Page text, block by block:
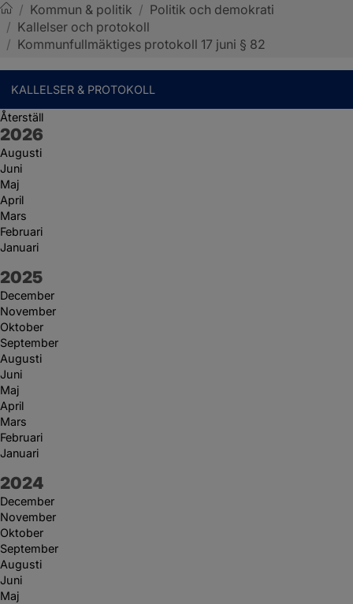
Sotenäs kommun
/ Kommun & politik / Politik och demokrati
/ Kallelser och protokoll
/ Kommunfullmäktiges protokoll 17 juni § 82
KALLELSER & PROTOKOLL
Återställ
År:
2026
Augusti
Juni
Maj
April
Mars
Februari
Januari
År:
2025
December
November
Oktober
September
Augusti
Juni
Maj
April
Mars
Februari
Januari
År:
2024
December
November
Oktober
September
Augusti
Juni
Maj